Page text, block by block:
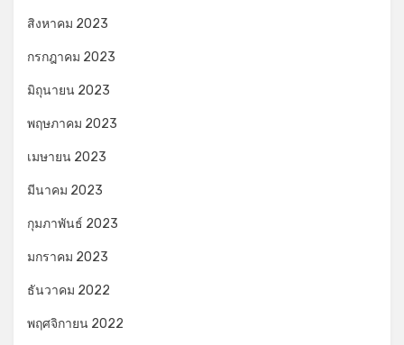
สิงหาคม 2023
กรกฎาคม 2023
มิถุนายน 2023
พฤษภาคม 2023
เมษายน 2023
มีนาคม 2023
กุมภาพันธ์ 2023
มกราคม 2023
ธันวาคม 2022
พฤศจิกายน 2022